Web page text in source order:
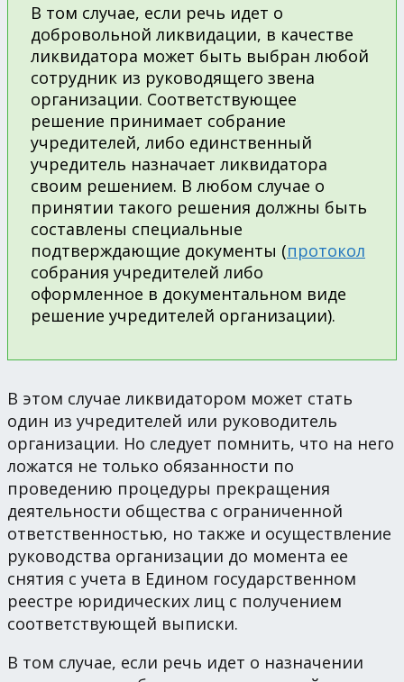
В том случае, если речь идет о
добровольной ликвидации, в качестве
ликвидатора может быть выбран любой
сотрудник из руководящего звена
организации. Соответствующее
решение принимает собрание
учредителей, либо единственный
учредитель назначает ликвидатора
своим решением. В любом случае о
принятии такого решения должны быть
составлены специальные
подтверждающие документы (протокол
собрания учредителей либо
оформленное в документальном виде
решение учредителей организации).
В этом случае ликвидатором может стать
один из учредителей или руководитель
организации. Но следует помнить, что на него
ложатся не только обязанности по
проведению процедуры прекращения
деятельности общества с ограниченной
ответственностью, но также и осуществление
руководства организации до момента ее
снятия с учета в Едином государственном
реестре юридических лиц с получением
соответствующей выписки.
В том случае, если речь идет о назначении